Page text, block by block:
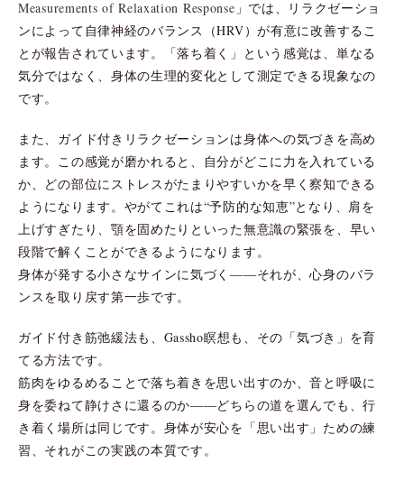
Measurements of Relaxation Response 」では、リラクゼーショ
ンによって自律神経のバランス（HRV）が有意に改善するこ
とが報告されています。「落ち着く」という感覚は、単なる
気分ではなく、身体の生理的変化として測定できる現象なの
です。
また、ガイド付きリラクゼーションは身体への気づきを高め
ます。この感覚が磨かれると、自分がどこに力を入れている
か、どの部位にストレスがたまりやすいかを早く察知できる
ようになります。やがてこれは“予防的な知恵”となり、肩を
上げすぎたり、顎を固めたりといった無意識の緊張を、早い
段階で解くことができるようになります。
身体が発する小さなサインに気づく――それが、心身のバラ
ンスを取り戻す第一歩です。
ガイド付き筋弛緩法も、Gassho瞑想も、その「気づき」を育
てる方法です。
筋肉をゆるめることで落ち着きを思い出すのか、音と呼吸に
身を委ねて静けさに還るのか――どちらの道を選んでも、行
き着く場所は同じです。身体が安心を「思い出す」ための練
習、それがこの実践の本質です。